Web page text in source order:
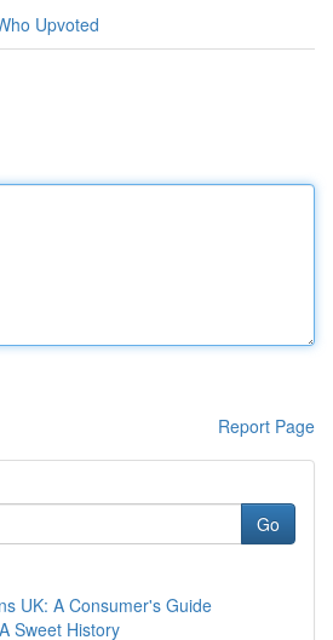
Upvoted
Report Page
Go
UK: A Consumer's Guide
Sweet History